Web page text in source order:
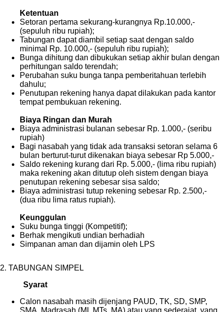
Ketentuan
Setoran pertama sekurang-kurangnya Rp.10.000,-
(sepuluh ribu rupiah);
Tabungan dapat diambil setiap saat dengan saldo
minimal Rp. 10.000,- (sepuluh ribu rupiah);
Bunga dihitung dan dibukukan setiap akhir bulan dengan
perhitungan saldo terendah;
Perubahan suku bunga tanpa pemberitahuan terlebih
dahulu;
Penutupan rekening hanya dapat dilakukan pada kantor
tempat pembukuan rekening.
Biaya Ringan dan Murah
Biaya administrasi bulanan sebesar Rp. 1.000,- (seribu
rupiah)
Bagi nasabah yang tidak ada transaksi setoran selama 6
bulan berturut-turut dikenakan biaya sebesar Rp 5.000,-
Saldo rekening kurang dari Rp. 5.000,- (lima ribu rupiah)
maka rekening akan ditutup oleh sistem dengan biaya
penutupan rekening sebesar sisa saldo;
Biaya administrasi tutup rekening sebesar Rp. 2.500,-
(dua ribu lima ratus rupiah).
Keunggulan
Suku bunga tinggi (Kompetitif);
Berhak mengikuti undian berhadiah
Simpanan aman dan dijamin oleh LPS
2. TABUNGAN SIMPEL
Syarat
Calon nasabah masih dijenjang PAUD, TK, SD, SMP,
SMA, Madrasah (MI, MTs, MA) atau yang sederajat, yang